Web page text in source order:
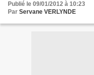
Publié le 09/01/2012 à 10:23
Par Servane VERLYNDE